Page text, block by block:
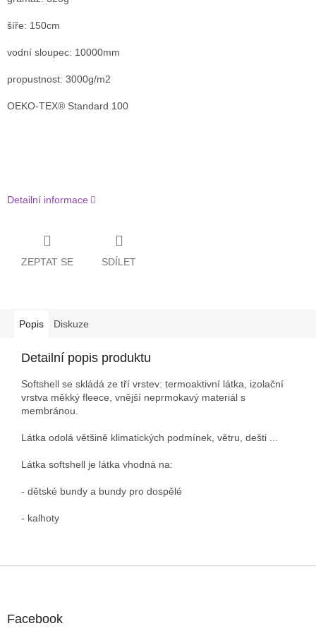
šíře: 150cm
vodní sloupec: 10000mm
propustnost: 3000g/m2
OEKO-TEX® Standard 100
Detailní informace
ZEPTAT SE SDÍLET
Popis Diskuze
Detailní popis produktu
Softshell se skládá ze tří vrstev: termoaktivní látka, izolační
vrstva měkký fleece, vnější neprmokavý materiál s
membránou.
Látka odolá většině klimatických podmínek, větru, dešti ...
Látka softshell je látka vhodná na:
- dětské bundy a bundy pro dospělé
- kalhoty
Facebook